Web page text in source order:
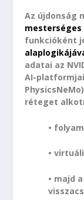
Az újdonság
funkcióként
adatai az
AI-
réteget
•
•
• majd